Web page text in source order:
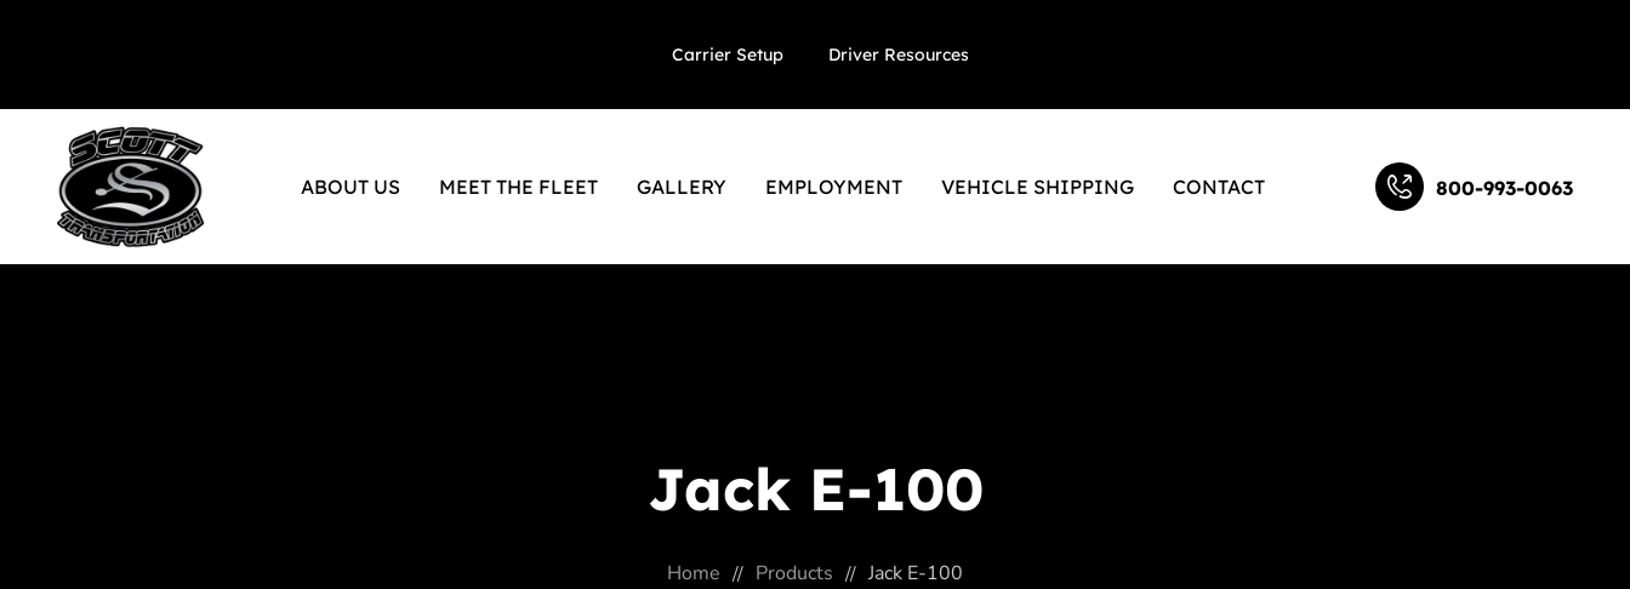
Carrier Setup Driver Resources
ABOUT US MEET THE FLEET GALLERY EMPLOYMENT VEHICLE SHIPPING CONTACT 800-993-0063
Jack E-100
Home Products Jack E-100